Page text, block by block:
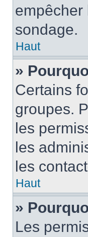
empêcher
sondage.
Haut
»
Certains
groupes.
les
les
les
Haut
»
Les